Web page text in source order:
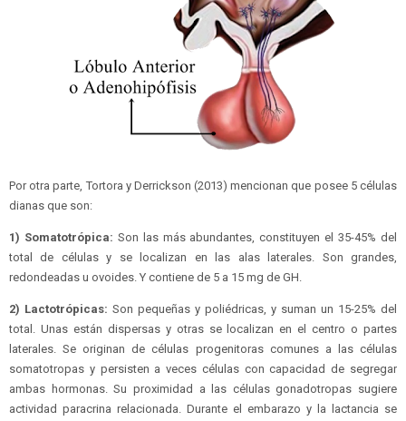
Por otra parte, Tortora y Derrickson (2013) mencionan que posee 5 células
dianas que son:
1) Somatotrópica: Son las más abundantes, constituyen el 35-45% del
total de células y se localizan en las alas laterales. Son grandes,
redondeadas u ovoides. Y contiene de 5 a 15 mg de GH.
2) Lactotrópicas: Son pequeñas y poliédricas, y suman un 15-25% del
total. Unas están dispersas y otras se localizan en el centro o partes
laterales. Se originan de células progenitoras comunes a las células
somatotropas y persisten a veces células con capacidad de segregar
ambas hormonas. Su proximidad a las células gonadotropas sugiere
actividad paracrina relacionada. Durante el embarazo y la lactancia se